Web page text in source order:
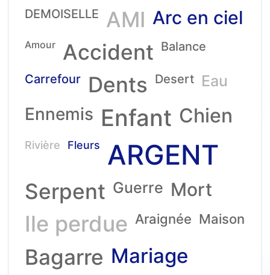
DEMOISELLE AMI Arc en ciel
Amour Accident Balance
Carrefour Dents Desert Eau
Ennemis Enfant Chien
Rivière Fleurs ARGENT
Serpent Guerre Mort
Ile perdue Araignée Maison
Bagarre Mariage